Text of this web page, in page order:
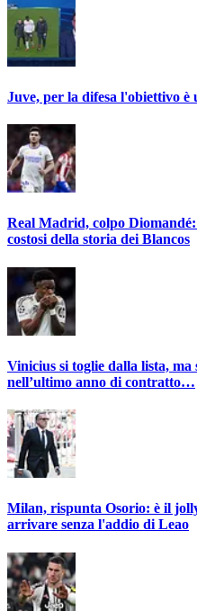
Juve, per la difesa l'obiettivo è
Real Madrid, colpo
costosi della storia dei Blancos
Vinicius si toglie dalla lista,
nell’ultimo anno di contratto…
Milan, rispunta Osorio: è il
arrivare senza l'addio di Leao